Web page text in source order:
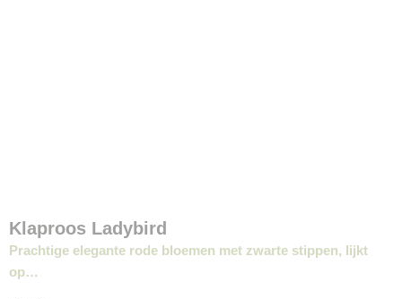
Klaproos Ladybird
Prachtige elegante rode bloemen met zwarte stippen, lijkt
op…